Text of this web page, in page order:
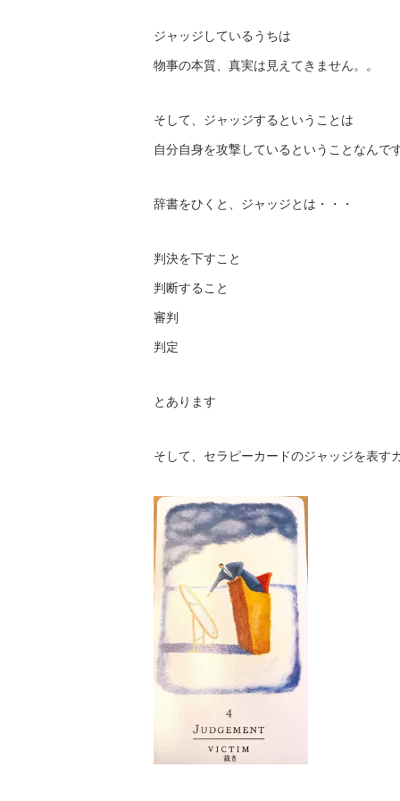
ジャッジしているうちは
物事の本質、真実は見えてきません。。
そして、ジャッジするということは
自分自身を攻撃しているということなんで
辞書をひくと、ジャッジとは・・・
判決を下すこと
判断すること
審判
判定
とあります
そして、セラピーカードのジャッジを表す